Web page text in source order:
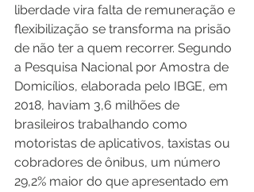
liberdade vira falta de remuneração e
flexibilização se transforma na prisão
de não ter a quem recorrer. Segundo
a Pesquisa Nacional por Amostra de
Domicílios, elaborada pelo IBGE, em
2018, haviam 3,6 milhões de
brasileiros trabalhando como
motoristas de aplicativos, taxistas ou
cobradores de ônibus, um número
29,2% maior do que apresentado em